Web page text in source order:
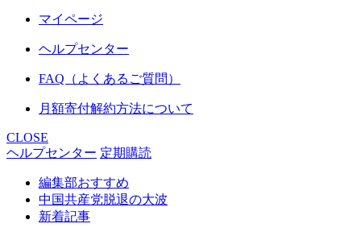
マイページ
ヘルプセンター
FAQ（よくあるご質問）
月額寄付解約方法について
CLOSE
ヘルプセンター 定期購読
編集部おすすめ
中国共産党脱退の大波
新着記事